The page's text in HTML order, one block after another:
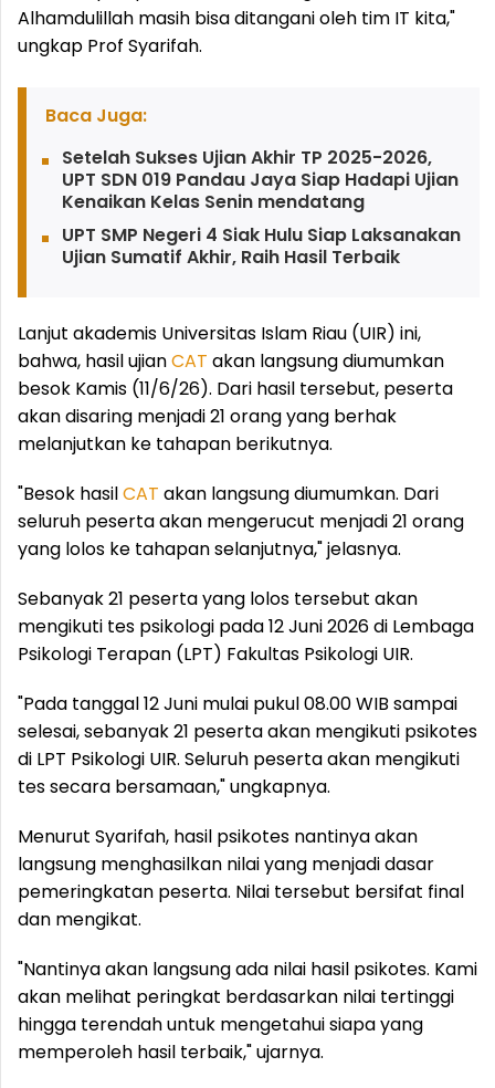
Alhamdulillah masih bisa ditangani oleh tim IT kita,"
ungkap Prof Syarifah.
Baca Juga:
Setelah Sukses Ujian Akhir TP 2025-2026,
UPT SDN 019 Pandau Jaya Siap Hadapi Ujian
Kenaikan Kelas Senin mendatang
UPT SMP Negeri 4 Siak Hulu Siap Laksanakan
Ujian Sumatif Akhir, Raih Hasil Terbaik
Lanjut akademis Universitas Islam Riau (UIR) ini,
bahwa, hasil ujianCAT akan langsung diumumkan
besok Kamis (11/6/26). Dari hasil tersebut, peserta
akan disaring menjadi 21 orang yang berhak
melanjutkan ke tahapan berikutnya.
"Besok hasilCAT akan langsung diumumkan. Dari
seluruh peserta akan mengerucut menjadi 21 orang
yang lolos ke tahapan selanjutnya," jelasnya.
Sebanyak 21 peserta yang lolos tersebut akan
mengikuti tes psikologi pada 12 Juni 2026 di Lembaga
Psikologi Terapan (LPT) Fakultas Psikologi UIR.
"Pada tanggal 12 Juni mulai pukul 08.00 WIB sampai
selesai, sebanyak 21 peserta akan mengikuti psikotes
di LPT Psikologi UIR. Seluruh peserta akan mengikuti
tes secara bersamaan," ungkapnya.
Menurut Syarifah, hasil psikotes nantinya akan
langsung menghasilkan nilai yang menjadi dasar
pemeringkatan peserta. Nilai tersebut bersifat final
dan mengikat.
"Nantinya akan langsung ada nilai hasil psikotes. Kami
akan melihat peringkat berdasarkan nilai tertinggi
hingga terendah untuk mengetahui siapa yang
memperoleh hasil terbaik," ujarnya.